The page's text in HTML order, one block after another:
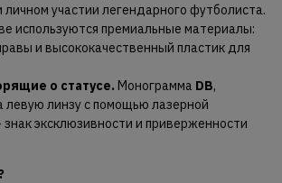
личном участии легендарного футболиста.
используются премиальные материалы:
и высококачественный пластик для
о статусе. Монограмма DB,
левую линзу с помощью лазерной
знак эксклюзивности и приверженности